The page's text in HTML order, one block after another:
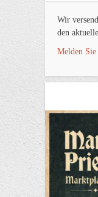
Wir
den
Melden